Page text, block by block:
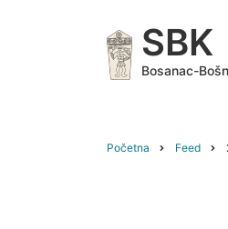
SBK
Bosanac-
Početna Feed